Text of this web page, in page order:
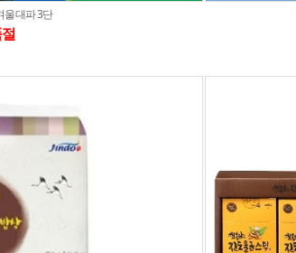
울대파 3단